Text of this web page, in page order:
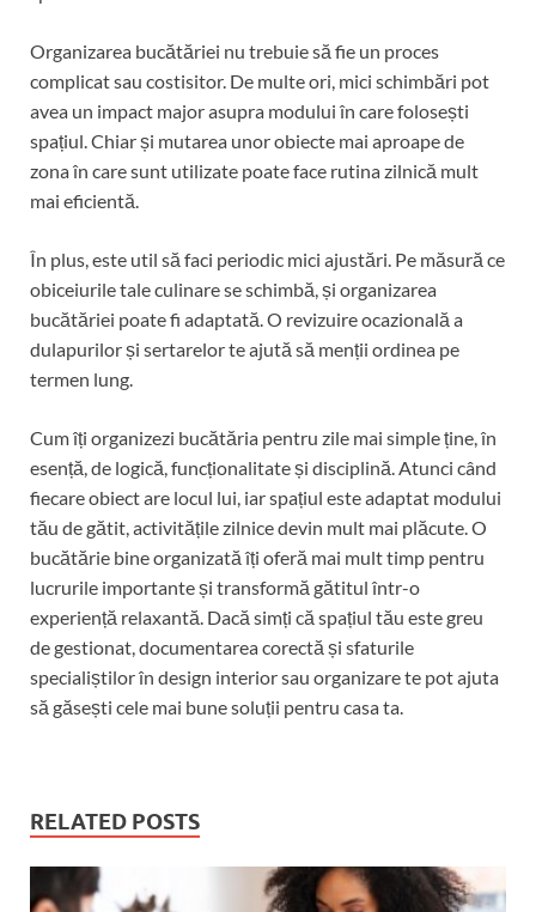
Organizarea bucătăriei nu trebuie să fie un proces
complicat sau costisitor. De multe ori, mici schimbări pot
avea un impact major asupra modului în care folosești
spațiul. Chiar și mutarea unor obiecte mai aproape de
zona în care sunt utilizate poate face rutina zilnică mult
mai eficientă.
În plus, este util să faci periodic mici ajustări. Pe măsură ce
obiceiurile tale culinare se schimbă, și organizarea
bucătăriei poate fi adaptată. O revizuire ocazională a
dulapurilor și sertarelor te ajută să menții ordinea pe
termen lung.
Cum îți organizezi bucătăria pentru zile mai simple ține, în
esență, de logică, funcționalitate și disciplină. Atunci când
fiecare obiect are locul lui, iar spațiul este adaptat modului
tău de gătit, activitățile zilnice devin mult mai plăcute. O
bucătărie bine organizată îți oferă mai mult timp pentru
lucrurile importante și transformă gătitul într-o
experiență relaxantă. Dacă simți că spațiul tău este greu
de gestionat, documentarea corectă și sfaturile
specialiștilor în design interior sau organizare te pot ajuta
să găsești cele mai bune soluții pentru casa ta.
RELATED POSTS